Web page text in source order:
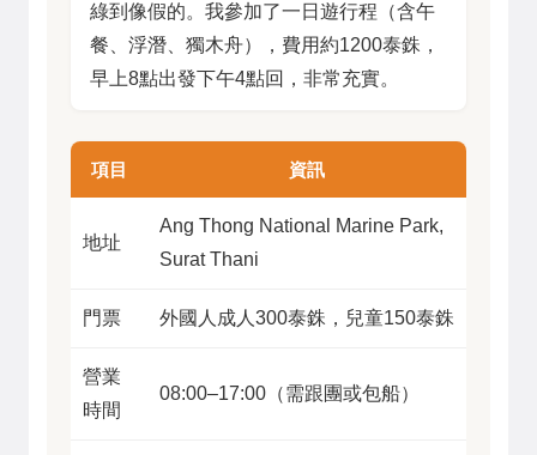
綠到像假的。我參加了一日遊行程（含午
餐、浮潛、獨木舟），費用約1200泰銖，
早上8點出發下午4點回，非常充實。
項目 資訊
地址
Ang Thong National Marine Park,
Surat Thani
門票 外國人成人300泰銖，兒童150泰銖
營業
時間
08:00–17:00（需跟團或包船）